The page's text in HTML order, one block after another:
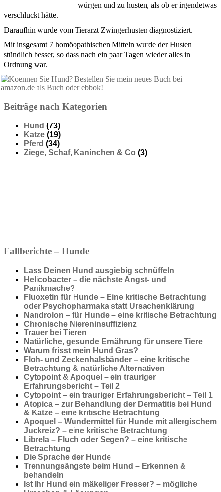
würgen und zu husten, als ob er irgendetwas
verschluckt hätte.
Daraufhin wurde vom Tierarzt Zwingerhusten diagnostiziert.
Mit insgesamt 7 homöopathischen Mitteln wurde der Husten
stündlich besser, so dass nach ein paar Tagen wieder alles in
Ordnung war.
Beiträge nach Kategorien
Hund (73)
Katze (19)
Pferd (34)
Ziege, Schaf, Kaninchen & Co (3)
Fallberichte – Hunde
Lass Deinen Hund ausgiebig schnüffeln
Helicobacter – die nächste Angst- und
Panikmache?
Fluoxetin für Hunde – Eine kritische Betrachtung
oder Psychopharmaka statt Ursachenklärung
Nandrolon – für Hunde – eine kritische Betrachtung
Chronische Niereninsuffizienz
Trauer bei Tieren
Natürliche, gesunde Ernährung für unsere Tiere
Warum frisst mein Hund Gras?
Floh- und Zeckenhalsbänder – eine kritische
Betrachtung & natürliche Alternativen
Cytopoint & Apoquel – ein trauriger
Erfahrungsbericht – Teil 2
Cytopoint – ein trauriger Erfahrungsbericht – Teil 1
Atopica – zur Behandlung der Dermatitis bei Hund
& Katze – eine kritische Betrachtung
Apoquel – Wundermittel für Hunde mit allergischem
Juckreiz? – eine kritische Betrachtung
Librela – Fluch oder Segen? – eine kritische
Betrachtung
Die Sprache der Hunde
Trennungsängste beim Hund – Erkennen &
behandeln
Ist Ihr Hund ein mäkeliger Fresser? – mögliche